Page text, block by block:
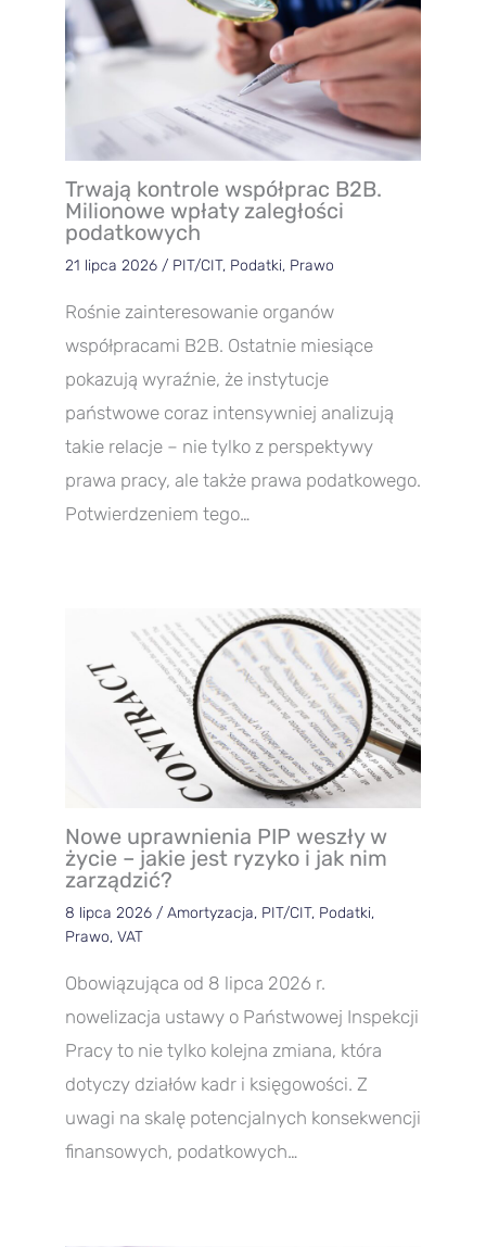
Trwają kontrole współprac B2B.
Milionowe wpłaty zaległości
podatkowych
21 lipca 2026 / PIT/CIT, Podatki, Prawo
Rośnie zainteresowanie organów
współpracami B2B. Ostatnie miesiące
pokazują wyraźnie, że instytucje
państwowe coraz intensywniej analizują
takie relacje – nie tylko z perspektywy
prawa pracy, ale także prawa podatkowego.
Potwierdzeniem tego…
Nowe uprawnienia PIP weszły w
życie – jakie jest ryzyko i jak nim
zarządzić?
8 lipca 2026 / Amortyzacja, PIT/CIT, Podatki,
Prawo, VAT
Obowiązująca od 8 lipca 2026 r.
nowelizacja ustawy o Państwowej Inspekcji
Pracy to nie tylko kolejna zmiana, która
dotyczy działów kadr i księgowości. Z
uwagi na skalę potencjalnych konsekwencji
finansowych, podatkowych…